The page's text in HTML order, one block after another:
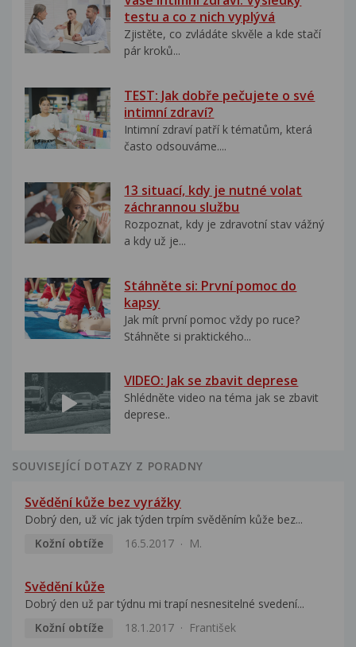
testu a co z nich vyplývá
Zjistěte, co zvládáte skvěle a kde stačí
pár kroků...
TEST: Jak dobře pečujete o své
intimní zdraví?
Intimní zdraví patří k tématům, která
často odsouváme....
13 situací, kdy je nutné volat
záchrannou službu
Rozpoznat, kdy je zdravotní stav vážný
a kdy už je...
Stáhněte si: První pomoc do
kapsy
Jak mít první pomoc vždy po ruce?
Stáhněte si praktického...
VIDEO: Jak se zbavit deprese
Shlédněte video na téma jak se zbavit
deprese..
SOUVISEJÍCÍ DOTAZY Z PORADNY
Svědění kůže bez vyrážky
Dobrý den, už víc jak týden trpím svěděním kůže bez...
Kožní obtíže
16.5.2017 M.
Svědění kůže
Dobrý den už par týdnu mi trapí nesnesitelné svedení...
Kožní obtíže
18.1.2017 František